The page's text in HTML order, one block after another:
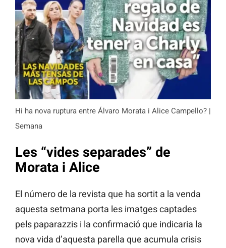
Hi ha nova ruptura entre Álvaro Morata i Alice Campello? |
Semana
Les “vides separades” de
Morata i Alice
El número de la revista que ha sortit a la venda
aquesta setmana porta les imatges captades
pels paparazzis i la confirmació que indicaria la
nova vida d’aquesta parella que acumula crisis